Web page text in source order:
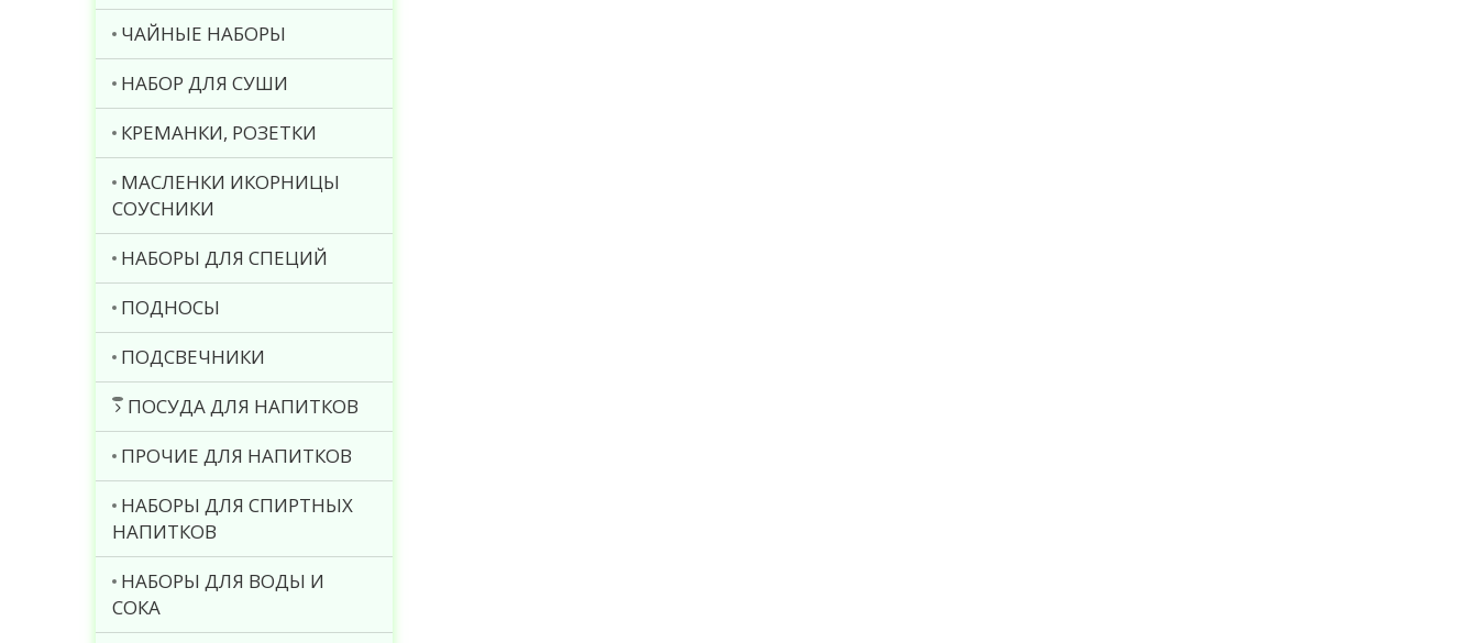
ЧАЙНЫЕ НАБОРЫ
НАБОР ДЛЯ СУШИ
КРЕМАНКИ, РОЗЕТКИ
МАСЛЕНКИ ИКОРНИЦЫ
СОУСНИКИ
НАБОРЫ ДЛЯ СПЕЦИЙ
ПОДНОСЫ
ПОДСВЕЧНИКИ
ПОСУДА ДЛЯ НАПИТКОВ
ПРОЧИЕ ДЛЯ НАПИТКОВ
НАБОРЫ ДЛЯ СПИРТНЫХ
НАПИТКОВ
НАБОРЫ ДЛЯ ВОДЫ И
СОКА